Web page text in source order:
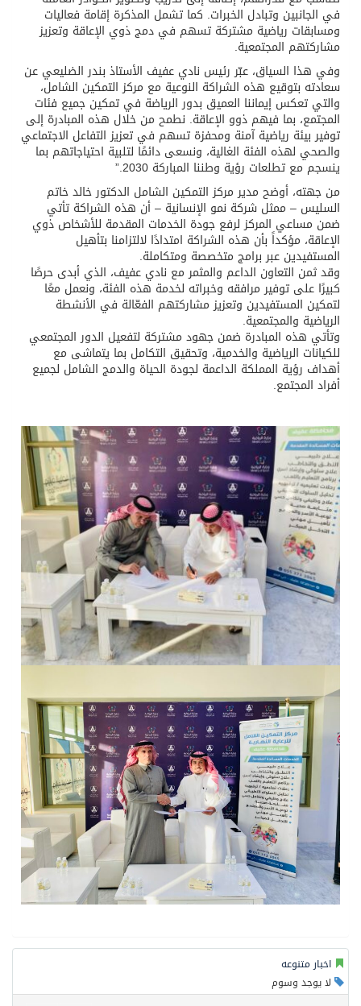
في الجانبين وتبادل الخبرات. كما تشمل المذكرة إقامة فعاليات
ومسابقات رياضية مشتركة تسهم في دمج ذوي الإعاقة وتعزيز
مشاركتهم المجتمعية.
وفي هذا السياق، عبّر رئيس نادي عفيف الأستاذ بندر الضليعي عن
سعادته بتوقيع هذه الشراكة النوعية مع مركز التمكين الشامل،
والتي تعكس إيماننا العميق بدور الرياضة في تمكين جميع فئات
المجتمع، بما فيهم ذوو الإعاقة. نطمح من خلال هذه المبادرة إلى
توفير بيئة رياضية آمنة ومحفزة تسهم في تعزيز التفاعل الاجتماعي
والصحي لهذه الفئة الغالية، ونسعى دائمًا لتلبية احتياجاتهم بما
ينسجم مع تطلعات رؤية وطننا المباركة 2030.”
من جهته، أوضح مدير مركز التمكين الشامل الدكتور خالد خاتم
السليس – ممثل شركة نمو الإنسانية – أن هذه الشراكة تأتي
ضمن مساعي المركز لرفع جودة الخدمات المقدمة للأشخاص ذوي
الإعاقة، مؤكداً بأن هذه الشراكة امتدادًا لالتزامنا بتأهيل
المستفيدين عبر برامج متخصصة ومتكاملة.
وقد ثمن التعاون الداعم والمثمر مع نادي عفيف، الذي أبدى حرصًا
كبيرًا على توفير مرافقه وخبراته لخدمة هذه الفئة، ونعمل معًا
لتمكين المستفيدين وتعزيز مشاركتهم الفعّالة في الأنشطة
الرياضية والمجتمعية.
وتأتي هذه المبادرة ضمن جهود مشتركة لتفعيل الدور المجتمعي
للكيانات الرياضية والخدمية، وتحقيق التكامل بما يتماشى مع
أهداف رؤية المملكة الداعمة لجودة الحياة والدمج الشامل لجميع
أفراد المجتمع.
اخبار متنوعه
لا يوجد وسوم